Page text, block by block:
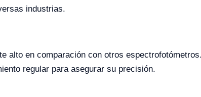
industrias.
alto en comparación con otros espectrofotómetros.
regular para asegurar su precisión.